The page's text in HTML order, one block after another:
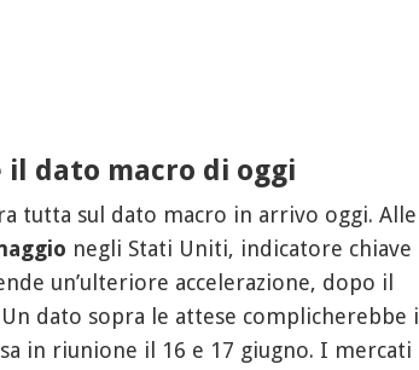
il dato macro di oggi
tutta sul dato macro in arrivo oggi. Alle
negli Stati Uniti, indicatore chiave
un’ulteriore accelerazione, dopo il
dato sopra le attese complicherebbe i
in riunione il 16 e 17 giugno. I mercati